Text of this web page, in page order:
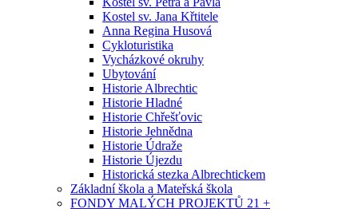
Kostel sv. Jana Křtitele
Anna Regina Husová
Cykloturistika
Vycházkové okruhy
Ubytování
Historie Albrechtic
Historie Hladné
Historie Chřešťovic
Historie Jehnědna
Historie Údraže
Historie Újezdu
Historická stezka Albrechtickem
Základní škola a Mateřská škola
FONDY MALÝCH PROJEKTŮ 21 +